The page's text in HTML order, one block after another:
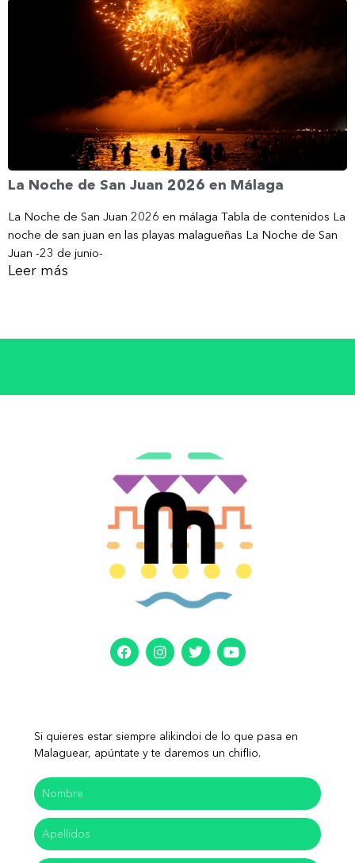
La Noche de San Juan 2026 en Málaga
La Noche de San Juan 2026 en málaga Tabla de contenidos La
noche de san juan en las playas malagueñas La Noche de San
Juan -23 de junio-
Leer más
Si quieres estar siempre alikindoi de lo que pasa en
Malaguear, apúntate y te daremos un chiflio.